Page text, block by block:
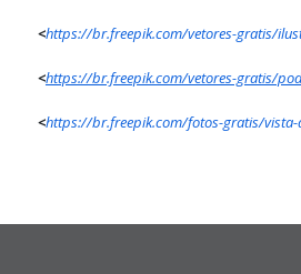
<https://br.freepik.com/vetores-gratis/
<https://br.freepik.com/vetores-gratis/
<https://br.freepik.com/fotos-gratis/vista-